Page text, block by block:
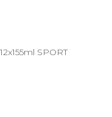
SPORT